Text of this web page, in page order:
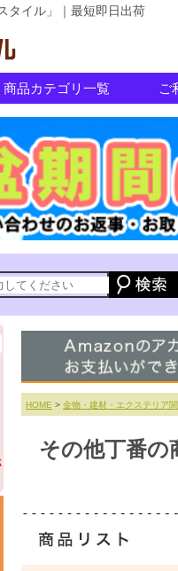
タイル」｜最短即日出荷
商品カテゴリ一覧 ご
HOME > 金物・建材・エクステリア
その他丁番の